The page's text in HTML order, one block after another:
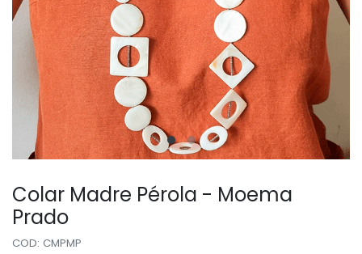
Colar Madre Pérola - Moema
Prado
COD: CMPMP